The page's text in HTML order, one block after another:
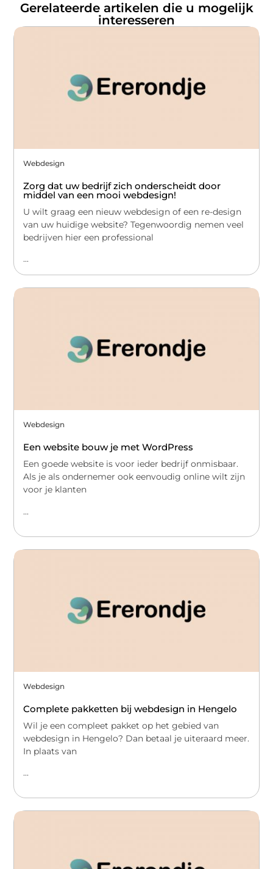
Gerelateerde artikelen die u mogelijk
interesseren
Webdesign
Zorg dat uw bedrijf zich onderscheidt door
middel van een mooi webdesign!
U wilt graag een nieuw webdesign of een re-design
van uw huidige website? Tegenwoordig nemen veel
bedrijven hier een professional
...
Webdesign
Een website bouw je met WordPress
Een goede website is voor ieder bedrijf onmisbaar.
Als je als ondernemer ook eenvoudig online wilt zijn
voor je klanten
...
Webdesign
Complete pakketten bij webdesign in Hengelo
Wil je een compleet pakket op het gebied van
webdesign in Hengelo? Dan betaal je uiteraard meer.
In plaats van
...